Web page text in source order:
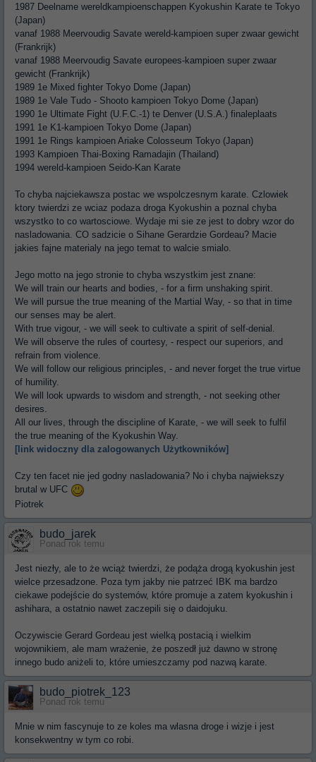
1987 Deelname wereldkampioenschappen Kyokushin Karate te Tokyo
(Japan)
vanaf 1988 Meervoudig Savate wereld-kampioen super zwaar gewicht
(Frankrijk)
vanaf 1988 Meervoudig Savate europees-kampioen super zwaar
gewicht (Frankrijk)
1989 1e Mixed fighter Tokyo Dome (Japan)
1989 1e Vale Tudo - Shooto kampioen Tokyo Dome (Japan)
1990 1e Ultimate Fight (U.F.C.-1) te Denver (U.S.A.) finaleplaats
1991 1e K1-kampioen Tokyo Dome (Japan)
1991 1e Rings kampioen Ariake Colosseum Tokyo (Japan)
1993 Kampioen Thai-Boxing Ramadajin (Thailand)
1994 wereld-kampioen Seido-Kan Karate
To chyba najciekawsza postac we wspolczesnym karate. Czlowiek
ktory twierdzi ze wciaz podaza droga Kyokushin a poznal chyba
wszystko to co wartosciowe. Wydaje mi sie ze jest to dobry wzor do
nasladowania. CO sadzicie o Sihane Gerardzie Gordeau? Macie
jakies fajne materialy na jego temat to walcie smialo.
Jego motto na jego stronie to chyba wszystkim jest znane:
We will train our hearts and bodies, - for a firm unshaking spirit.
We will pursue the true meaning of the Martial Way, - so that in time
our senses may be alert.
With true vigour, - we will seek to cultivate a spirit of self-denial.
We will observe the rules of courtesy, - respect our superiors, and
refrain from violence.
We will follow our religious principles, - and never forget the true virtue
of humility.
We will look upwards to wisdom and strength, - not seeking other
desires.
All our lives, through the discipline of Karate, - we will seek to fulfil
the true meaning of the Kyokushin Way.
[link widoczny dla zalogowanych Użytkowników]
Czy ten facet nie jed godny nasladowania? No i chyba najwiekszy
brutal w UFC
Piotrek
budo_jarek
Ponad rok temu
Jest niezły, ale to że wciąż twierdzi, że podąża drogą kyokushin jest
wielce przesadzone. Poza tym jakby nie patrzeć IBK ma bardzo
ciekawe podejście do systemów, które promuje a zatem kyokushin i
ashihara, a ostatnio nawet zaczepili się o daidojuku.
Oczywiscie Gerard Gordeau jest wielką postacią i wielkim
wojownikiem, ale mam wrażenie, że poszedł już dawno w stronę
innego budo aniżeli to, które umieszczamy pod nazwą karate.
budo_piotrek_123
Ponad rok temu
Mnie w nim fascynuje to ze koles ma wlasna droge i wizje i jest
konsekwentny w tym co robi.